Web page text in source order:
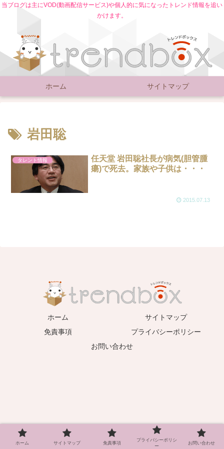
当ブログは主にVOD(動画配信サービス)や個人的に気になったトレンド情報を追い
かけます。
ホーム サイトマップ
岩田聡
タレント情報
任天堂 岩田聡社長が病気(胆管腫
瘍)で死去。家族や子供は・・・
2015.07.13
ホーム
サイトマップ
免責事項
プライバシーポリシー
お問い合わせ
ホーム サイトマップ 免責事項
プライバシーポリシ
ー
お問い合わせ